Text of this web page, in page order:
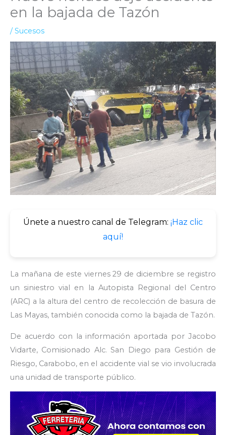
en la bajada de Tazón
/Sucesos
Únete a nuestro canal de Telegram: ¡Haz clic
aquí!
La mañana de este viernes 29 de diciembre se registro
un siniestro vial en la Autopista Regional del Centro
(ARC) a la altura del centro de recolección de basura de
Las Mayas, también conocida como la bajada de Tazón.
De acuerdo con la información aportada por Jacobo
Vidarte, Comisionado Alc. San Diego para Gestión de
Riesgo, Carabobo, en el accidente vial se vio involucrada
una unidad de transporte público.